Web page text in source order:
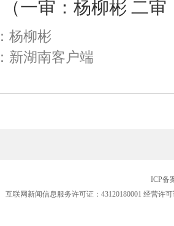
审：杨柳彬 二审
杨柳彬
新湖南客户端
ICP备
互联网新闻信息服务许可证：43120180001 经营许可